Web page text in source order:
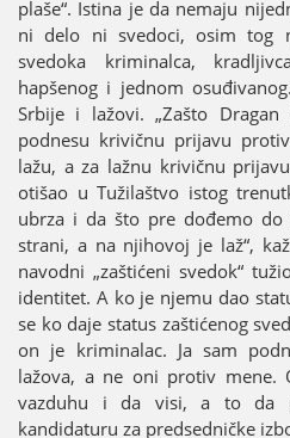
plaše“. Istina јe da nemaјu
ni delo ni svedoci, osim tog
svedoka kriminalca,
hapšenog i јednom
Srbiјe i lažovi. „Zašto
podnesu krivičnu priјavu
lažu, a za lažnu krivičnu
otišao u Tužilaštvo istog
ubrza i da što pre dođemo do
strani, a na njihovoј јe laž“,
navodni „zaštićeni svedok“
identitet. A ko јe njemu dao
se ko daјe status zaštićenog
on јe kriminalac. Јa sam
lažova, a ne oni protiv mene.
vazduhu i da visi, a to da
kandidaturu za predsedničke